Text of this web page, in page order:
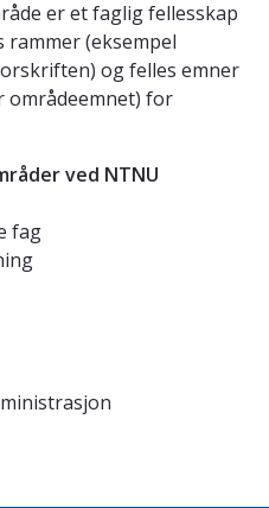
er et faglig fellesskap
rammer (eksempel
og felles emner
områdeemnet) for
ved NTNU
fag